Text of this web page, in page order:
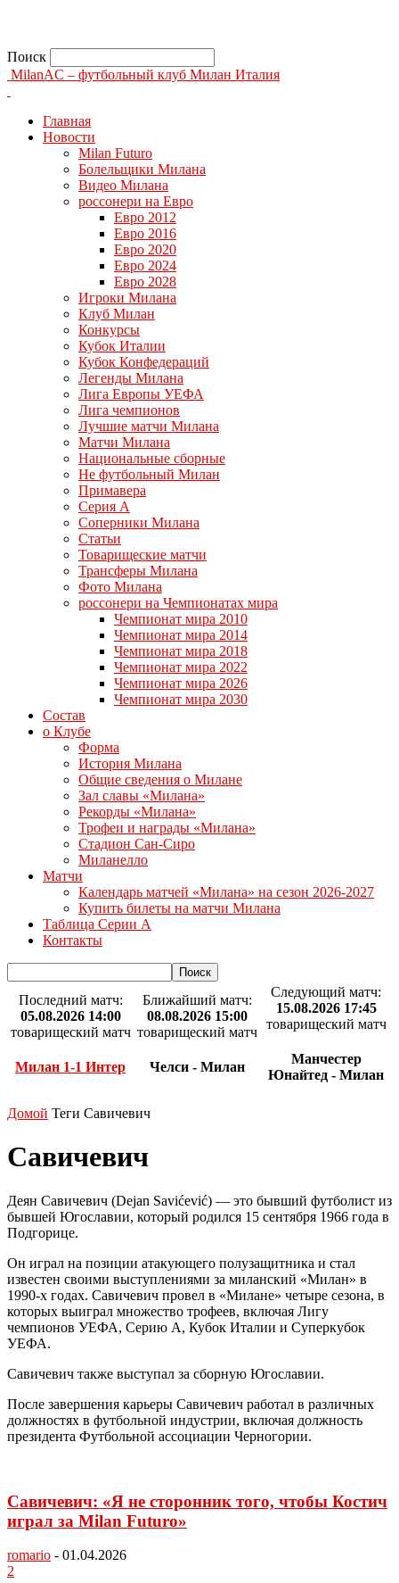
Поиск
MilanAC – футбольный клуб Милан Италия
Главная
Новости
Milan Futuro
Болельщики Милана
Видео Милана
россонери на Евро
Евро 2012
Евро 2016
Евро 2020
Евро 2024
Евро 2028
Игроки Милана
Клуб Милан
Конкурсы
Кубок Италии
Кубок Конфедераций
Легенды Милана
Лига Европы УЕФА
Лига чемпионов
Лучшие матчи Милана
Матчи Милана
Национальные сборные
Не футбольный Милан
Примавера
Серия А
Соперники Милана
Статьи
Товарищеские матчи
Трансферы Милана
Фото Милана
россонери на Чемпионатах мира
Чемпионат мира 2010
Чемпионат мира 2014
Чемпионат мира 2018
Чемпионат мира 2022
Чемпионат мира 2026
Чемпионат мира 2030
Состав
о Клубе
Форма
История Милана
Общие сведения о Милане
Зал славы «Милана»
Рекорды «Милана»
Трофеи и награды «Милана»
Стадион Сан-Сиро
Миланелло
Матчи
Календарь матчей «Милана» на сезон 2026-2027
Купить билеты на матчи Милана
Таблица Серии А
Контакты
Последний матч:
05.08.2026 14:00
товарищеский матч
Милан 1-1 Интер
Ближайший матч:
08.08.2026 15:00
товарищеский матч
Челси - Милан
Следующий матч:
15.08.2026 17:45
товарищеский матч
Манчестер
Юнайтед - Милан
Домой Теги Савичевич
Савичевич
Деян Савичевич (Dejan Savićević) — это бывший футболист из
бывшей Югославии, который родился 15 сентября 1966 года в
Подгорице.
Он играл на позиции атакующего полузащитника и стал
известен своими выступлениями за миланский «Милан» в
1990-х годах. Савичевич провел в «Милане» четыре сезона, в
которых выиграл множество трофеев, включая Лигу
чемпионов УЕФА, Серию А, Кубок Италии и Суперкубок
УЕФА.
Савичевич также выступал за сборную Югославии.
После завершения карьеры Савичевич работал в различных
должностях в футбольной индустрии, включая должность
президента Футбольной ассоциации Черногории.
Савичевич: «Я не сторонник того, чтобы Костич
играл за Milan Futuro»
romario - 01.04.2026
2